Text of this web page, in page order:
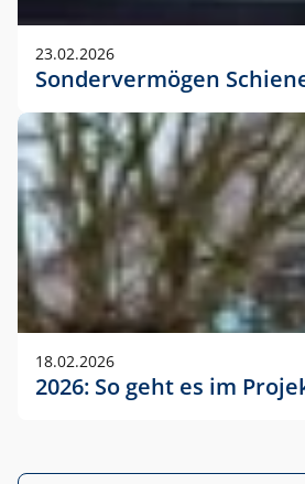
23.02.2026
Sondervermögen
18.02.2026
2026: So geht es im